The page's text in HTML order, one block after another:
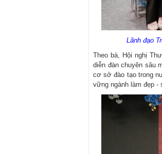
Lãnh đạo
Theo bà, Hội nghị
diễn đàn chuyên sâu
cơ sở đào tạo trong
vững ngành làm đẹp -